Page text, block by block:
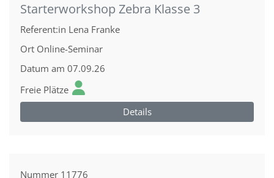
Starterworkshop Zebra Klasse 3
Referent:in Lena Franke
Ort Online-Seminar
Datum am 07.09.26
Freie Plätze
Details
Nummer 11776